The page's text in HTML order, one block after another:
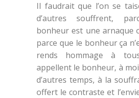
Il faudrait que l’on se
d’autres souffrent,
bonheur est une arnaque
parce que le bonheur ça
rends hommage à
appellent le bonheur, à
d’autres temps, à la
offert le contraste et